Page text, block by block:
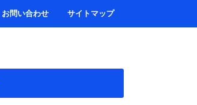
お問い合わせ サイトマップ